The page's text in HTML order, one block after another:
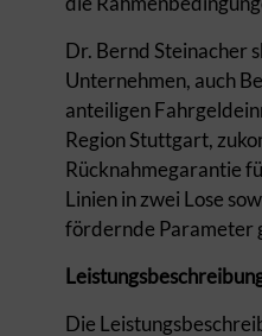
Dr. Bernd Steinacher
Unternehmen, auch
anteiligen
Region Stuttgart,
Rücknahmegarantie
Linien in zwei Lose
fördernde Parameter
Die